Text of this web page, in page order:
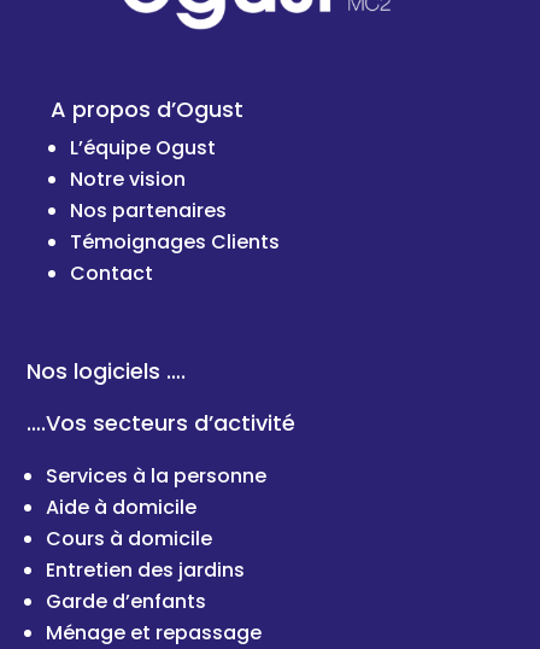
A propos d’Ogust
L’équipe Ogust
Notre vision
Nos partenaires
Témoignages Clients
Contact
Nos logiciels ….
….Vos secteurs d’activité
Services à la personne
Aide à domicile
Cours à domicile
Entretien des jardins
Garde d’enfants
Ménage et repassage